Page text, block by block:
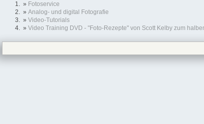
» Fotoservice
» Analog- und digital Fotografie
» Video-Tutorials
» Video Training DVD - "Foto-Rezepte" von Scott Kelby zum